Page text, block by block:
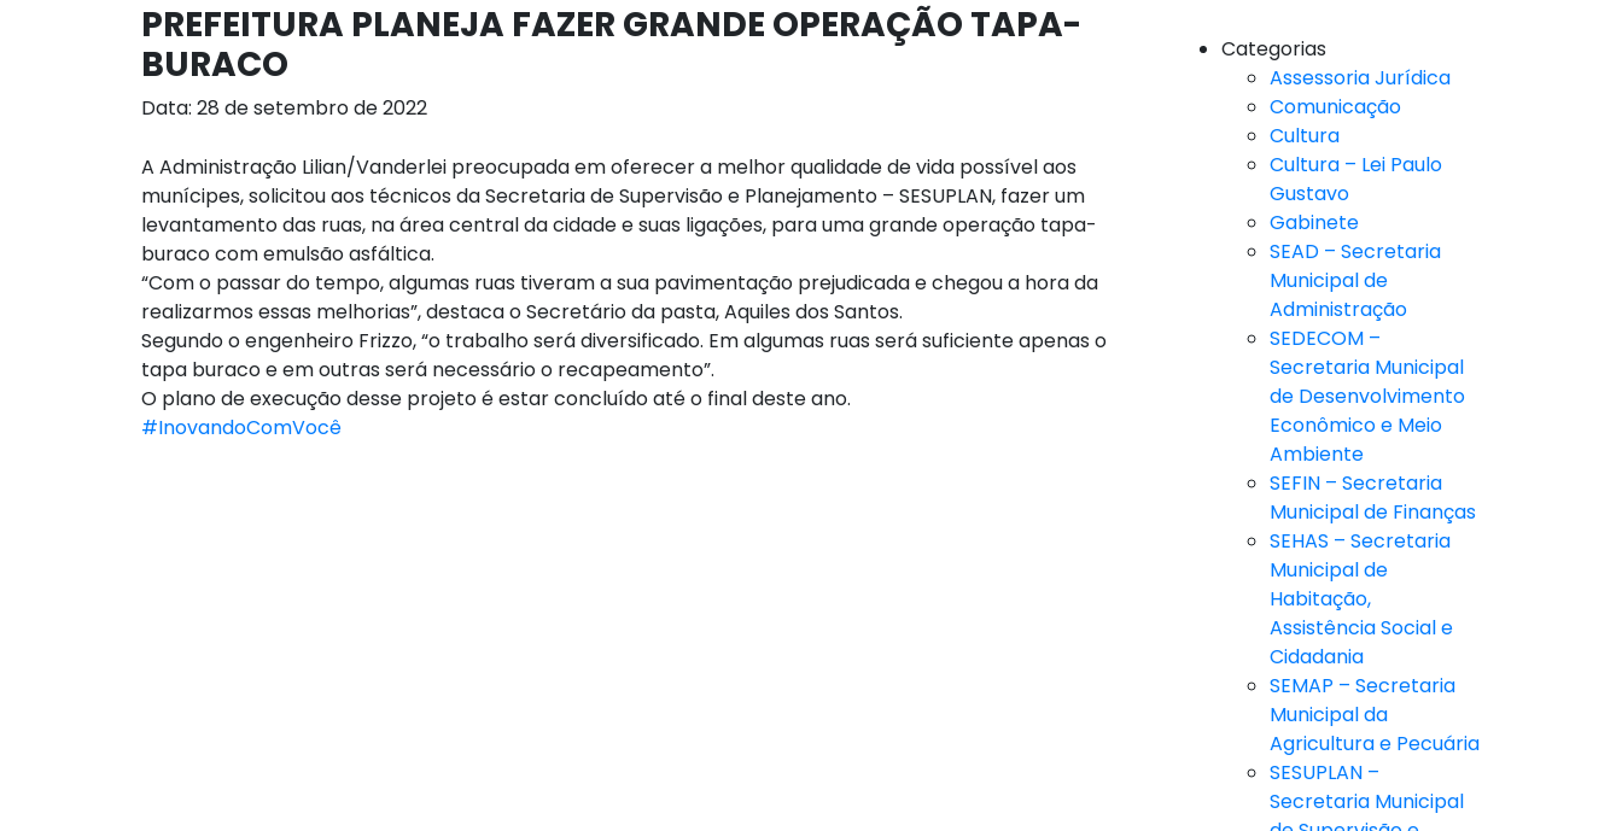
PREFEITURA PLANEJA FAZER GRANDE OPERAÇÃO TAPA-
BURACO
Data: 28 de setembro de 2022
A Administração Lilian/Vanderlei preocupada em oferecer a melhor qualidade de vida possível aos
munícipes, solicitou aos técnicos da Secretaria de Supervisão e Planejamento – SESUPLAN, fazer um
levantamento das ruas, na área central da cidade e suas ligações, para uma grande operação tapa-
buraco com emulsão asfáltica.
“Com o passar do tempo, algumas ruas tiveram a sua pavimentação prejudicada e chegou a hora da
realizarmos essas melhorias”, destaca o Secretário da pasta, Aquiles dos Santos.
Segundo o engenheiro Frizzo, “o trabalho será diversificado. Em algumas ruas será suficiente apenas o
tapa buraco e em outras será necessário o recapeamento”.
O plano de execução desse projeto é estar concluído até o final deste ano.
#InovandoComVocê
Categorias
Assessoria Jurídica
Comunicação
Cultura
Cultura – Lei Paulo
Gustavo
Gabinete
SEAD – Secretaria
Municipal de
Administração
SEDECOM –
Secretaria Municipal
de Desenvolvimento
Econômico e Meio
Ambiente
SEFIN – Secretaria
Municipal de Finanças
SEHAS – Secretaria
Municipal de
Habitação,
Assistência Social e
Cidadania
SEMAP – Secretaria
Municipal da
Agricultura e Pecuária
SESUPLAN –
Secretaria Municipal